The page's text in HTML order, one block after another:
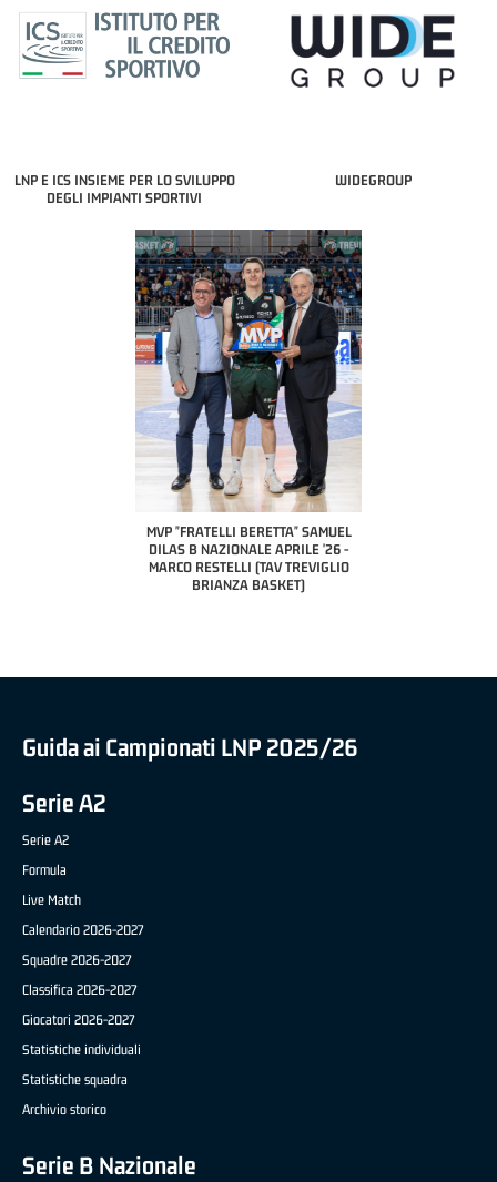
LNP E ICS INSIEME PER LO SVILUPPO
DEGLI IMPIANTI SPORTIVI
WIDEGROUP
MVP "FRATELLI BERETTA" SAMUEL
DILAS B NAZIONALE APRILE '26 -
MARCO RESTELLI (TAV TREVIGLIO
BRIANZA BASKET)
Guida ai Campionati LNP 2025/26
Serie A2
Serie A2
Formula
Live Match
Calendario 2026-2027
Squadre 2026-2027
Classifica 2026-2027
Giocatori 2026-2027
Statistiche individuali
Statistiche squadra
Archivio storico
Serie B Nazionale